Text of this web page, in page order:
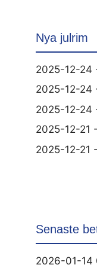
Nya julrim
2025-12-24
2025-12-24
2025-12-24
2025-12-21 -
2025-12-21 -
Senaste
2026-01-14